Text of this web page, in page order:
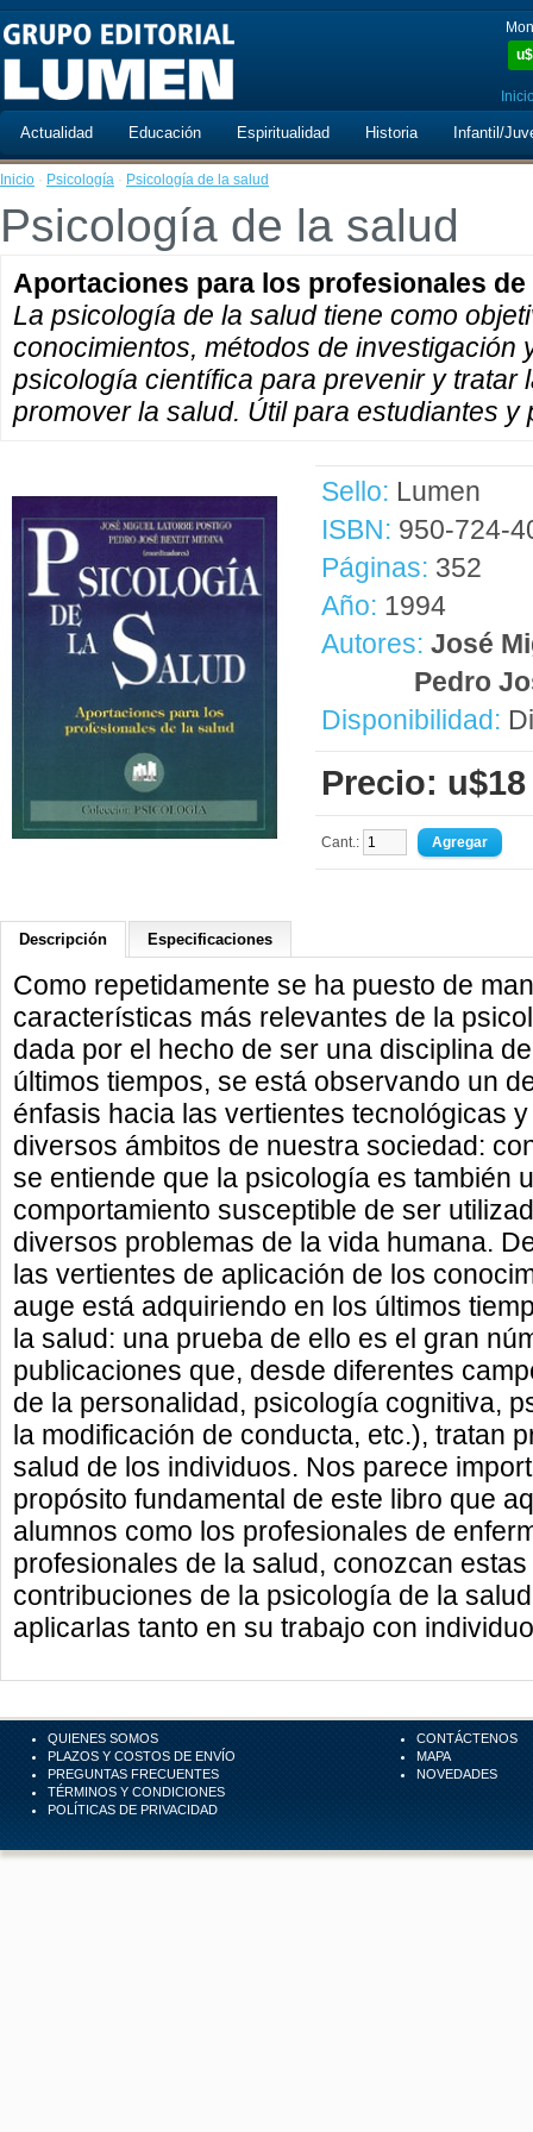
u$
Actualidad Educación Espiritualidad Historia Infantil/
Inicio · Psicología · Psicología de la salud
Psicología de la salud
Aportaciones para los profesionales de
La psicología de la salud tiene como
conocimientos, métodos de investigación
psicología científica para prevenir y tratar
promover la salud. Útil para estudiantes y
Sello: Lumen
ISBN: 950-724-
Páginas: 352
Año: 1994
Autores: José
Pedro
Disponibilidad:
Precio: u$18
Cant.:
Descripción Especificaciones
Como repetidamente se ha puesto de
características más relevantes de la
dada por el hecho de ser una disciplina
últimos tiempos, se está observando un
énfasis hacia las vertientes tecnológicas
diversos ámbitos de nuestra sociedad:
se entiende que la psicología es también
comportamiento susceptible de ser
diversos problemas de la vida humana.
las vertientes de aplicación de los
auge está adquiriendo en los últimos
la salud: una prueba de ello es el gran
publicaciones que, desde diferentes
de la personalidad, psicología cognitiva,
la modificación de conducta, etc.), tratan
salud de los individuos. Nos parece
propósito fundamental de este libro que
alumnos como los profesionales de
profesionales de la salud, conozcan
contribuciones de la psicología de la
aplicarlas tanto en su trabajo con
QUIENES SOMOS
PLAZOS Y COSTOS DE ENVÍO
PREGUNTAS FRECUENTES
TÉRMINOS Y CONDICIONES
POLÍTICAS DE PRIVACIDAD
CONTÁCTENOS
MAPA
NOVEDADES